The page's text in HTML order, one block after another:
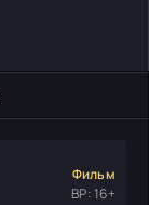
Фильм
ВР: 16+